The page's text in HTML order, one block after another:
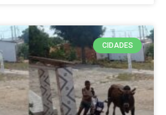
CIDADES